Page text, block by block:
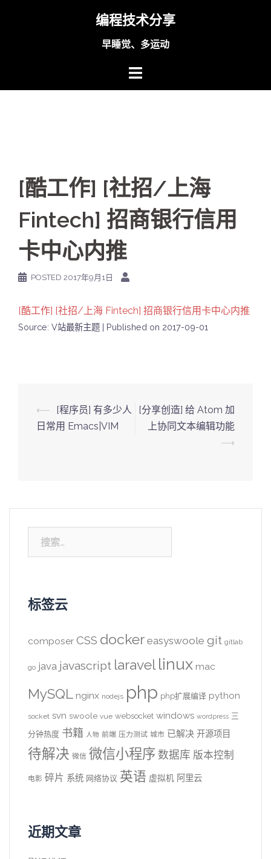
编程技术分享
早睡觉、多运动
[酷工作] [社招/上海
Fintech] 招商银行信用
卡中心内推
POSTED 2017年9月1日
[酷工作] [社招/上海 Fintech] 招商银行信用卡中心内推
Source: V站最新主题 Published on 2017-09-01
Post
navigation
⟵
[程序员] 有多少人
日常用 Emacs|VIM
[分享创造] 给 Atom 加
上协同文本编辑功能
⟶
索：
标签云
composer CSS docker easyswoole git gitlab
go java javascript laravel linux mac
MySQL nginx nodejs php php扩展编译 python
socket svn swoole vue websocket windows wordpress 三
分钟热度 书籍 人物 前端 压力测试 城市 已解决 开源项目
待解决 微信 微信小程序 数据库 版本控制
电影 碎片 系统 网络协议 英语 虚拟机 阿里云
近期文章